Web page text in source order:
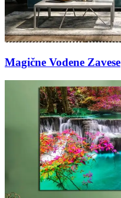
Magične Vodene Zavese